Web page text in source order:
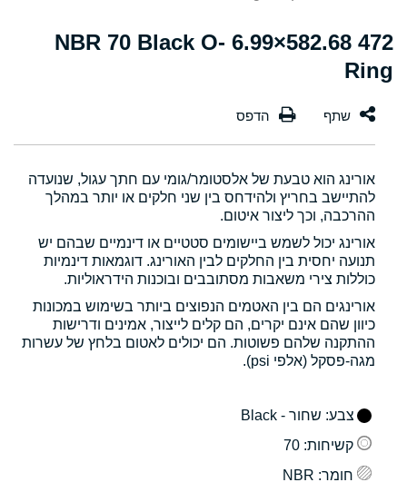
472 582.68×6.99 NBR 70 Black O-
Ring
אורינג הוא טבעת של אלסטומר/גומי עם חתך עגול, שנועדה
להתיישב בחריץ ולהידחס בין שני חלקים או יותר במהלך
ההרכבה, וכך ליצור איטום.
אורינג יכול לשמש ביישומים סטטיים או דינמיים שבהם יש
תנועה יחסית בין החלקים לבין האורינג. דוגמאות דינמיות
כוללות צירי משאבות מסתובבים ובוכנות הידראוליות.
אורינגים הם בין האטמים הנפוצים ביותר בשימוש במכונות
כיוון שהם אינם יקרים, הם קלים לייצור, אמינים ודרישות
ההתקנה שלהם פשוטות. הם יכולים לאטום בלחץ של עשרות
מגה-פסקל (אלפי psi).
צבע: שחור - Black
קשיחות: 70
חומר: NBR